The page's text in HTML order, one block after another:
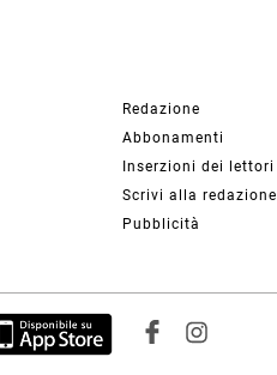
Redazione
Abbonamenti
Inserzioni dei lettori
Scrivi alla redazione
Pubblicità